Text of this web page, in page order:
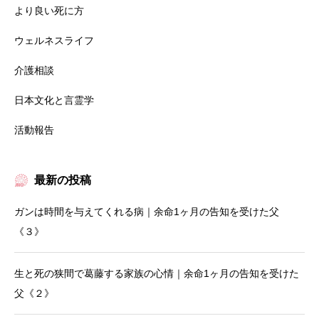
より良い死に方
ウェルネスライフ
介護相談
日本文化と言霊学
活動報告
最新の投稿
ガンは時間を与えてくれる病｜余命1ヶ月の告知を受けた父
《３》
生と死の狭間で葛藤する家族の心情｜余命1ヶ月の告知を受けた
父《２》